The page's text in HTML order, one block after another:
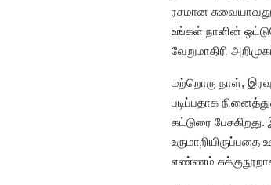
ரசமான
உங்கள் நாளின்
வேறுமாதிரி
மற்றொரு நாள்,
படிப்பதாக
கட்டுரை
எண்ணம்